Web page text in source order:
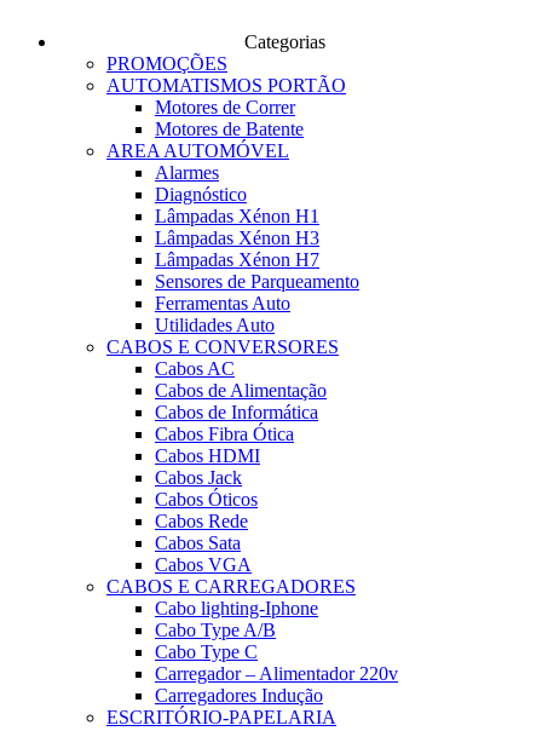
Categorias
PROMOÇÕES
AUTOMATISMOS PORTÃO
Motores de Correr
Motores de Batente
AREA AUTOMÓVEL
Alarmes
Diagnóstico
Lâmpadas Xénon H1
Lâmpadas Xénon H3
Lâmpadas Xénon H7
Sensores de Parqueamento
Ferramentas Auto
Utilidades Auto
CABOS E CONVERSORES
Cabos AC
Cabos de Alimentação
Cabos de Informática
Cabos Fibra Ótica
Cabos HDMI
Cabos Jack
Cabos Óticos
Cabos Rede
Cabos Sata
Cabos VGA
CABOS E CARREGADORES
Cabo lighting-Iphone
Cabo Type A/B
Cabo Type C
Carregador – Alimentador 220v
Carregadores Indução
ESCRITÓRIO-PAPELARIA